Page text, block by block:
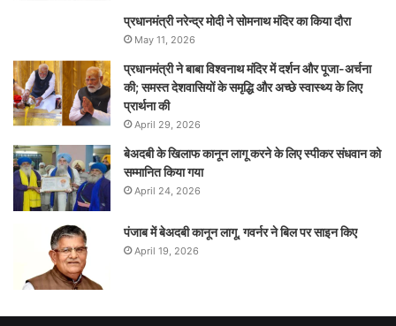
प्रधानमंत्री नरेन्‍द्र मोदी ने सोमनाथ मंदिर का किया दौरा
May 11, 2026
प्रधानमंत्री ने बाबा विश्वनाथ मंदिर में दर्शन और पूजा-अर्चना
की; समस्‍त देशवासियों के समृद्धि और अच्छे स्वास्थ्य के लिए
प्रार्थना की
April 29, 2026
बेअदबी के खिलाफ कानून लागू करने के लिए स्पीकर संधवान को
सम्मानित किया गया
April 24, 2026
पंजाब में बेअदबी कानून लागू, गवर्नर ने बिल पर साइन किए
April 19, 2026